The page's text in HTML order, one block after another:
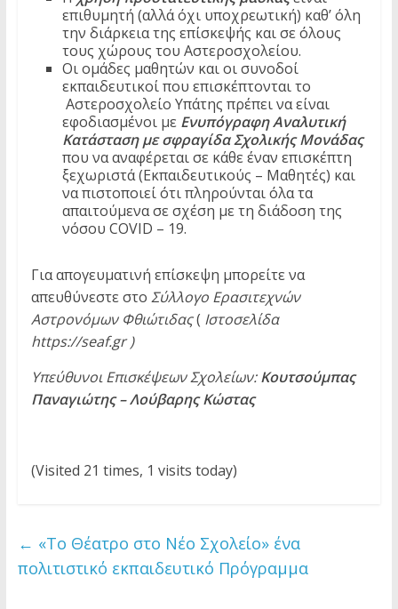
επιθυμητή (αλλά όχι υποχρεωτική) καθ’ όλη
την διάρκεια της επίσκεψής και σε όλους
τους χώρους του Αστεροσχολείου.
Οι ομάδες μαθητών και οι συνοδοί
εκπαιδευτικοί που επισκέπτονται το
Αστεροσχολείο Υπάτης πρέπει να είναι
εφοδιασμένοι μεΕνυπόγραφη Αναλυτική
Κατάσταση με σφραγίδα Σχολικής Μονάδας
που να αναφέρεται σε κάθε έναν επισκέπτη
ξεχωριστά (Εκπαιδευτικούς – Μαθητές) και
να πιστοποιεί ότι πληρούνται όλα τα
απαιτούμενα σε σχέση με τη διάδοση της
νόσου COVID – 19.
Για απογευματινή επίσκεψη μπορείτε να
απευθύνεστε στο Σύλλογο Ερασιτεχνών
Αστρονόμων Φθιώτιδας( Ιστοσελίδα
https://seaf.gr)
Υπεύθυνοι Επισκέψεων Σχολείων:Κουτσούμπας
Παναγιώτης – Λούβαρης Κώστας
(Visited 21 times, 1 visits today)
← «Το Θέατρο στο Νέο Σχολείο» ένα
πολιτιστικό εκπαιδευτικό Πρόγραμμα